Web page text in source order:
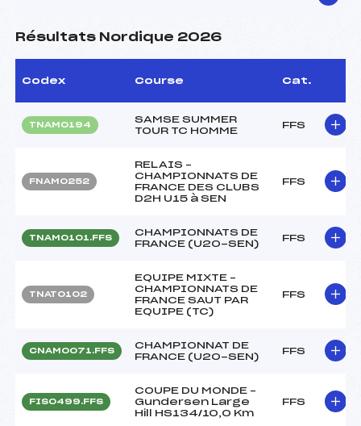
Résultats Nordique 2026
Codex Course Cat.
TNAM0194
SAMSE SUMMER
TOUR TC HOMME
FFS
FNAM0252
RELAIS –
CHAMPIONNATS DE
FRANCE DES CLUBS
D2H U15 à SEN
FFS
TNAM0101.FFS
CHAMPIONNATS DE
FRANCE (U20-SEN)
FFS
TNAT0102
EQUIPE MIXTE –
CHAMPIONNATS DE
FRANCE SAUT PAR
EQUIPE (TC)
FFS
CNAM0071.FFS
CHAMPIONNAT DE
FRANCE (U20-SEN)
FFS
FIS0499.FFS
COUPE DU MONDE –
Gundersen Large
Hill HS134/10,0 Km
FFS